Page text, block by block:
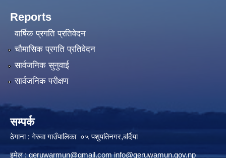
Reports
वार्षिक प्रगति प्रतिवेदन
चौमासिक प्रगति प्रतिवेदन
सार्वजनिक सुनुवाई
सार्वजनिक परीक्षण
सम्पर्क
ठेगाना : गेरुवा गाउँपालिका ०५ पशुपतिनगर,बर्दिया
इमेल :geruwarmun@gmail.com info@geruwamun.gov.np